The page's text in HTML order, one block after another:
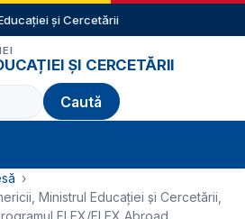
și Cercetării
ȘI CERCETĂRII
Ministrul Educației și Cercetării,
FLEX/FLEX Abroad